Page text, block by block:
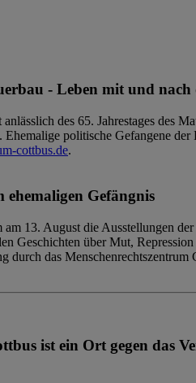
- Leben mit und
des 65. Jahrestages des
Ehemalige politische Gefangene
cottbus.de.
ehemaligen Gefängnis
13. August die Ausstellungen
Geschichten über Mut,
durch das
ist ein Ort gegen das